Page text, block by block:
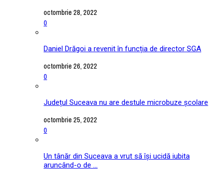
octombrie 28, 2022
0
Daniel Drăgoi a revenit în funcția de director SGA
octombrie 26, 2022
0
Județul Suceava nu are destule microbuze școlare
octombrie 25, 2022
0
Un tânăr din Suceava a vrut să își ucidă iubita
aruncând-o de ...